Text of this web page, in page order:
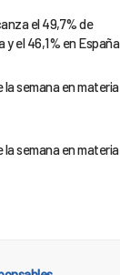
el 49,7% de
el 46,1% en España
semana en materia
semana en materia